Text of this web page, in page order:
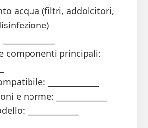
acqua (filtri, addolcitori,
componenti principali:
_____________
e norme: _____________
_____________